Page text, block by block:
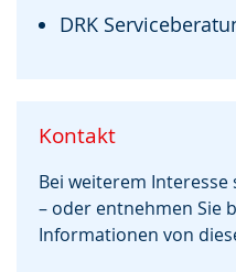
DRK
Kontakt
Bei weiterem Interesse
– oder entnehmen Sie
Informationen von